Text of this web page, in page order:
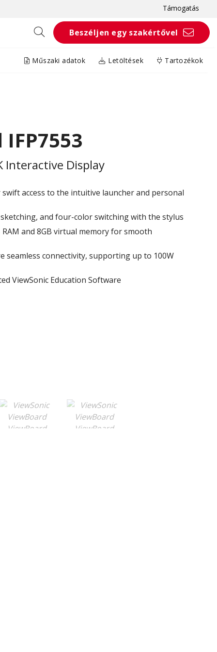
Támogatás
Beszéljen egy szakértővel
Műszaki adatok Letöltések Tartozékok
Interactive Display
swift access to the intuitive launcher and personal
and four-color switching with the stylus
RAM and 8GB virtual memory for smooth
seamless connectivity, supporting up to 100W
ViewSonic Education Software